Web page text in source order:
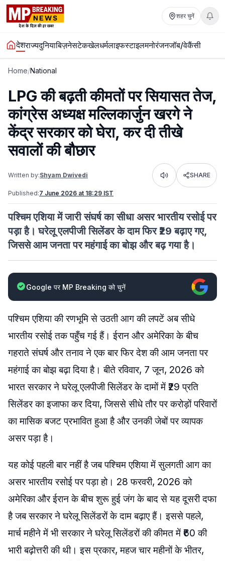
शहर चुनें
देशराज्यदुनियाबिज़नेसटेकखेलधर्मलाइफस्टाइलमनोरंजनजॉब/वेकैंसी
Home/National
LPG की बढ़ती कीमतों पर सियासत तेज,
कांग्रेस अध्यक्ष मल्लिकार्जुन खरगे ने
केंद्र सरकार को घेरा, कर दी तीखे
सवालों की बौछार
Written by:Shyam Dwivedi Listen SHARE
Published:7 June 2026 at 18:29 IST
पश्चिम एशिया में जारी संघर्ष का सीधा असर भारतीय रसोई पर
पड़ा है। घरेलू एलपीजी सिलेंडर के दाम फिर ₹29 बढ़ाए गए,
जिससे आम जनता पर महंगाई का बोझ और बढ़ गया है।
Google पर MP Breaking को चुनें
पश्चिम एशिया की रणभूमि से उठती आग की लपटें अब सीधे
भारतीय रसोई तक पहुँच गई हैं। ईरान और अमेरिका के बीच
गहराते संघर्ष और तनाव ने एक बार फिर देश की आम जनता पर
महंगाई का बोझ बढ़ा दिया है। बीते रविवार, 7 जून, 2026 को
भारत सरकार ने घरेलू एलपीजी सिलेंडर के दामों में ₹29 प्रति
सिलेंडर का इजाफा कर दिया, जिससे सीधे तौर पर करोड़ों परिवारों
का मासिक बजट प्रभावित हुआ है और उनकी जेबों पर व्यापक
असर पड़ा है।
यह कोई पहली बार नहीं है जब पश्चिम एशिया में सुलगती आग का
असर भारतीय रसोई पर पड़ा हो। 28 फरवरी, 2026 को
अमेरिका और ईरान के बीच शुरू हुई जंग के बाद से यह दूसरी दफा
है जब सरकार ने घरेलू सिलेंडरों के दाम बढ़ाए हैं। इससे पहले,
मार्च महीने में भी सरकार ने घरेलू सिलेंडरों की कीमत में ₹60 की
भारी बढ़ोत्तरी की थी। इस प्रकार, महज चार महीनों के भीतर,